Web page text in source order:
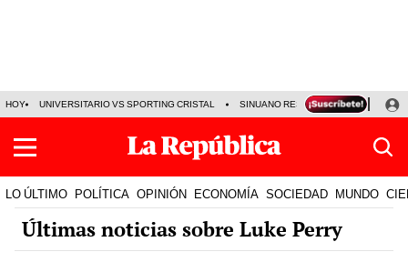
HOY UNIVERSITARIO VS SPORTING CRISTAL SINUANO RESULTADOS HOY
LO ÚLTIMO POLÍTICA OPINIÓN ECONOMÍA SOCIEDAD MUNDO
Últimas noticias sobre Luke Perry